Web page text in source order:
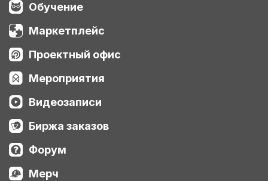
Обучение
Маркетплейс
Проектный офис
Мероприятия
Видеозаписи
Биржа заказов
Форум
Мерч